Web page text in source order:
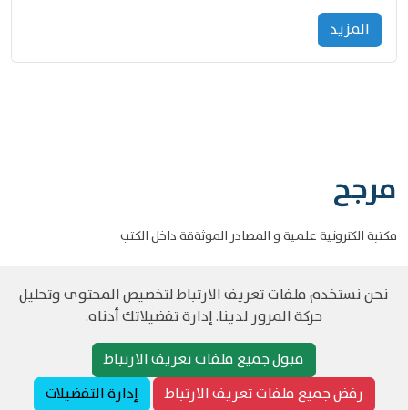
المزید
مرجح
مكتبة الكترونية علمية و المصادر الموثةقة داخل الكتب
حقوق الطبع والنشر مرجح جميع الحقوق محفوظةسياسة و الخصوصية
نحن نستخدم ملفات تعريف الارتباط لتخصيص المحتوى وتحليل
حركة المرور لدينا. إدارة تفضيلاتك أدناه.
قبول جميع ملفات تعريف الارتباط
رفض جميع ملفات تعريف الارتباط
إدارة التفضيلات